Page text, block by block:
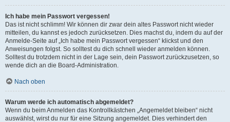
Ich habe mein Passwort vergessen!
Das ist nicht schlimm! Wir können dir zwar dein altes Passwort nicht wieder
mitteilen, du kannst es jedoch zurücksetzen. Dies machst du, indem du auf der
Anmelde-Seite auf „Ich habe mein Passwort vergessen“ klickst und den
Anweisungen folgst. So solltest du dich schnell wieder anmelden können.
Solltest du trotzdem nicht in der Lage sein, dein Passwort zurückzusetzen, so
wende dich an die Board-Administration.
Nach oben
Warum werde ich automatisch abgemeldet?
Wenn du beim Anmelden das Kontrollkästchen „Angemeldet bleiben“ nicht
auswählst, wirst du nur für eine Sitzung angemeldet. Dies verhindert den